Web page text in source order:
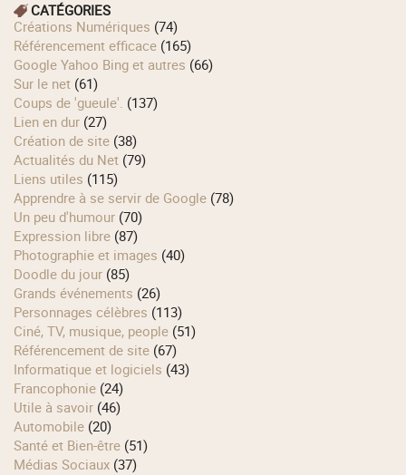
CATÉGORIES
Créations Numériques (74)
Référencement efficace (165)
Google Yahoo Bing et autres (66)
Sur le net (61)
Coups de 'gueule'. (137)
Lien en dur (27)
Création de site (38)
Actualités du Net (79)
Liens utiles (115)
Apprendre à se servir de Google (78)
Un peu d'humour (70)
Expression libre (87)
Photographie et images (40)
Doodle du jour (85)
Grands événements (26)
Personnages célèbres (113)
Ciné, TV, musique, people (51)
Référencement de site (67)
Informatique et logiciels (43)
Francophonie (24)
Utile à savoir (46)
Automobile (20)
Santé et Bien-être (51)
Médias Sociaux (37)